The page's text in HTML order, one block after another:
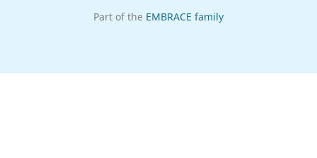
Part of the EMBRACE family